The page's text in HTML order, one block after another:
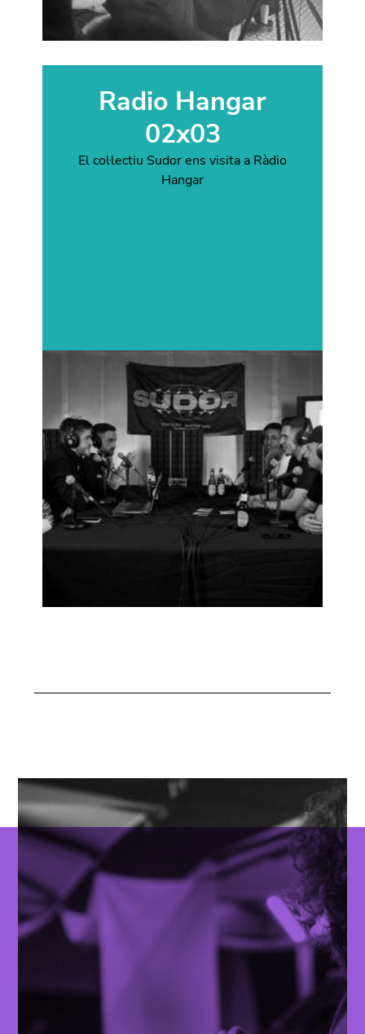
Radio Hangar
02x03
El col·lectiu Sudor ens visita a Ràdio
Hangar